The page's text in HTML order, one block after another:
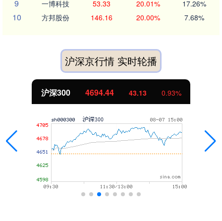
9 一博科技 53.33 20.01% 17.26%
10 方邦股份 146.16 20.00% 7.68%
沪深京行情 实时轮播
43.13 0.93% 北证50